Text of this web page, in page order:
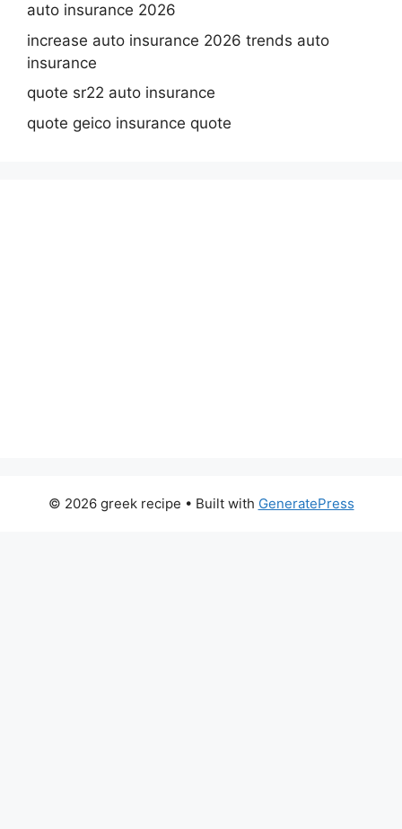
auto insurance 2026
increase auto insurance 2026 trends auto
insurance
quote sr22 auto insurance
quote geico insurance quote
© 2026 greek recipe • Built with GeneratePress